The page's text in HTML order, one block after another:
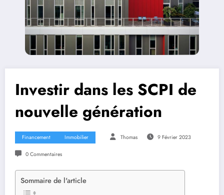
Investir dans les SCPI de
nouvelle génération
Financement Immobilier Thomas 9 Février 2023
0 Commentaires
Sommaire de l'article